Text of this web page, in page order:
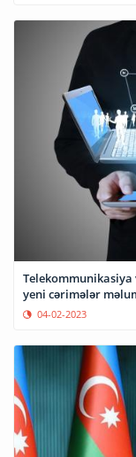
yeni cərimələr
04-02-2023